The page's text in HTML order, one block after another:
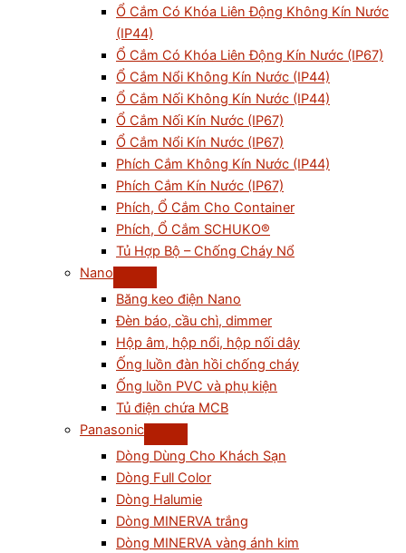
Ổ Cắm Có Khóa Liên Động Không Kín Nước
(IP44)
Ổ Cắm Có Khóa Liên Động Kín Nước (IP67)
Ổ Cắm Nổi Không Kín Nước (IP44)
Ổ Cắm Nối Không Kín Nước (IP44)
Ổ Cắm Nối Kín Nước (IP67)
Ổ Cắm Nổi Kín Nước (IP67)
Phích Cắm Không Kín Nước (IP44)
Phích Cắm Kín Nước (IP67)
Phích, Ổ Cắm Cho Container
Phích, Ổ Cắm SCHUKO®
Tủ Hợp Bộ – Chống Cháy Nổ
Nano
Băng keo điện Nano
Đèn báo, cầu chì, dimmer
Hộp âm, hộp nổi, hộp nối dây
Ống luồn đàn hồi chống cháy
Ống luồn PVC và phụ kiện
Tủ điện chứa MCB
Panasonic
Dòng Dùng Cho Khách Sạn
Dòng Full Color
Dòng Halumie
Dòng MINERVA trắng
Dòng MINERVA vàng ánh kim